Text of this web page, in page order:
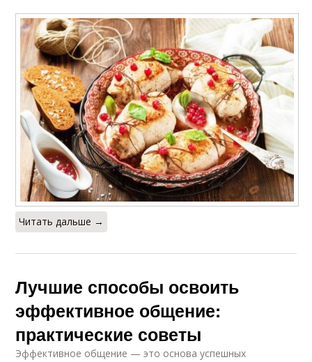
Читать дальше →
Лучшие способы освоить
эффективное общение:
практические советы
Эффективное общение — это основа успешных